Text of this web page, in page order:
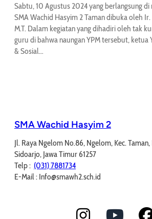
Sabtu, 10 Agustus 2024 yang berlangsung
SMA Wachid Hasyim 2 Taman dibuka oleh
M.T. Dalam kegiatan yang dihadiri oleh tak
guru di bahwa naungan YPM tersebut, ketua
& Sosial…
SMA Wachid Hasyim 2
Jl. Raya Ngelom No.86, Ngelom, Kec.
Sidoarjo, Jawa Timur 61257
Telp : (031) 7881734
E-Mail : Info@smawh2.sch.id